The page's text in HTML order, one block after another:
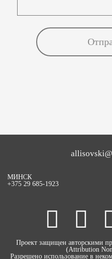
МИНСК
+375 29 685-1923
Проект защищен авторскими
(Attribution
Разрешено использование в